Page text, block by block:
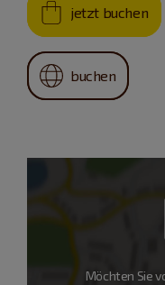
jetzt buchen
buchen
Möchten Sie